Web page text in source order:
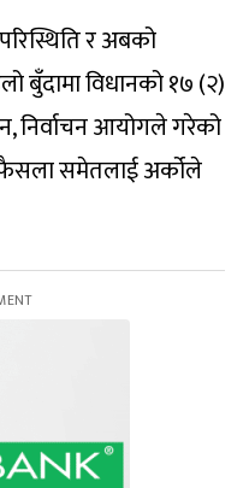
र अबको
बुँदामा विधानको १७ (२)
निर्वाचन आयोगले गरेको
समेतलाई अर्कोले